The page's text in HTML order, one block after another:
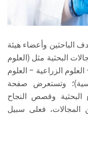
الباحثين وأعضاء هيئة
البحثية مثل (العلوم
الزراعية – العلوم
وتستعرض صفحة
البحثية وقصص النجاح
المجالات، فعلى سبيل